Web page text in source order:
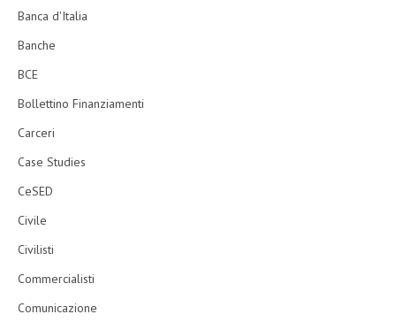
Banca d'Italia
Banche
BCE
Bollettino Finanziamenti
Carceri
Case Studies
CeSED
Civile
Civilisti
Commercialisti
Comunicazione